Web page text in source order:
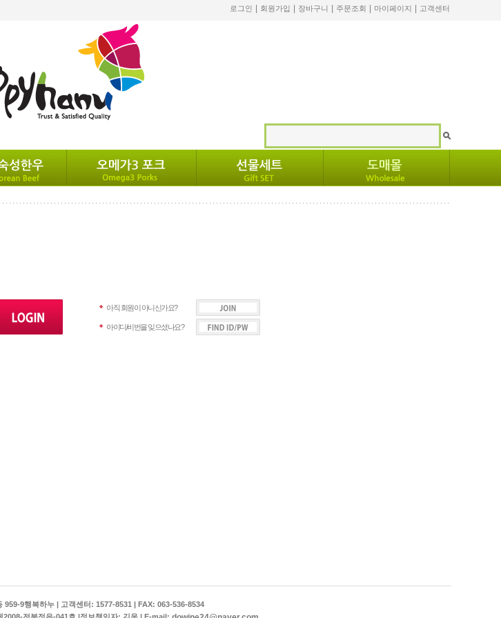
로그인 회원가입 장바구니 주문조회 마이페이지 고객센터
아직 회원이 아니신가요?
아이디/비번을 잊으셨나요?
9행복하누 | 고객센터: 1577-8531 | FAX: 063-536-8534